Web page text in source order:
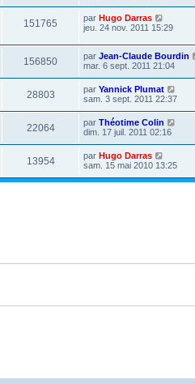
151765 par Hugo Darras
jeu. 24 nov. 2011 15:29
156850 par Jean-Claude Bourdin
mar. 6 sept. 2011 21:04
28803 par Yannick Plumat
sam. 3 sept. 2011 22:37
22064 par Théotime Colin
dim. 17 juil. 2011 02:16
13954 par Hugo Darras
sam. 15 mai 2010 13:25